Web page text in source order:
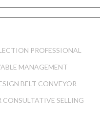
PROFESSIONAL
MANAGEMENT
BELT CONVEYOR
SELLING